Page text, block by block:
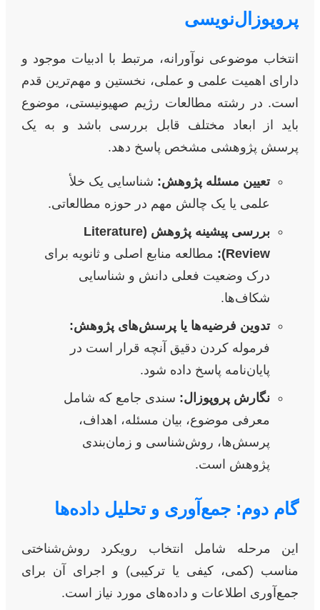
پروپوزال‌نویسی
انتخاب موضوعی نوآورانه، مرتبط با ادبیات موجود و
دارای اهمیت علمی و عملی، نخستین و مهم‌ترین قدم
است. در رشته مطالعات رژیم صهیونیستی، موضوع
باید از ابعاد مختلف قابل بررسی باشد و به یک
پرسش پژوهشی مشخص پاسخ دهد.
تعیین مسئله پژوهش: شناسایی یک خلأ
علمی یا یک چالش مهم در حوزه مطالعاتی.
بررسی پیشینه پژوهش (Literature
Review):
مطالعه منابع اصلی و ثانویه برای
درک وضعیت فعلی دانش و شناسایی
شکاف‌ها.
تدوین فرضیه‌ها یا پرسش‌های پژوهش:
فرموله کردن دقیق آنچه قرار است در
پایان‌نامه پاسخ داده شود.
نگارش پروپوزال: سندی جامع که شامل
معرفی موضوع، بیان مسئله، اهداف،
پرسش‌ها، روش‌شناسی و زمان‌بندی
پژوهش است.
گام دوم: جمع‌آوری و تحلیل داده‌ها
این مرحله شامل انتخاب رویکرد روش‌شناختی
مناسب (کمی، کیفی یا ترکیبی) و اجرای آن برای
جمع‌آوری اطلاعات و داده‌های مورد نیاز است.